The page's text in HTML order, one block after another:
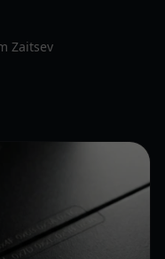
Zaitsev